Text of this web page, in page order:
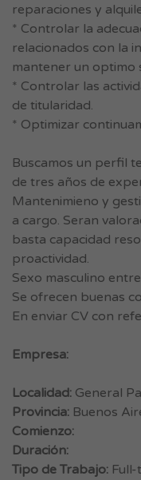
reparaciones y
* Controlar la
relacionados con la
mantener un optimo
* Controlar las
de titularidad.
* Optimizar
Buscamos un perfil
de tres años de
Mantenimieno y
a cargo. Seran
basta capacidad
proactividad.
Sexo masculino
Se ofrecen buenas
En enviar CV con
Empresa:
Localidad: General
Provincia: Buenos
Comienzo:
Duración:
Tipo de Trabajo: Full-